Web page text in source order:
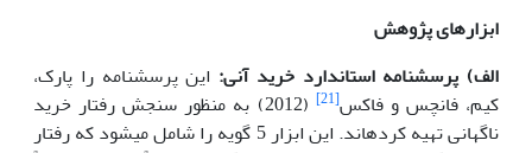
ابزارهای پژوهش
الف) پرسشنامه استاندارد خرید آنی: این پرسشنامه را پارک،
کیم، فانچس و فاکس[21]
(2012) به منظور سنجش رفتار خرید
ناگهانی تهیه کرده­اند. این ابزار 5 گویه را شامل می­شود که رفتار